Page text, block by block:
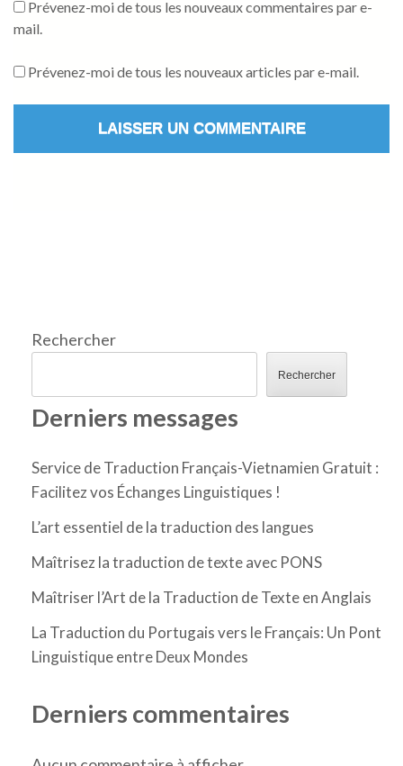
Prévenez-moi de tous les nouveaux commentaires par e-
mail.
Prévenez-moi de tous les nouveaux articles par e-mail.
Rechercher
Rechercher
Derniers messages
Service de Traduction Français-Vietnamien Gratuit :
Facilitez vos Échanges Linguistiques !
L’art essentiel de la traduction des langues
Maîtrisez la traduction de texte avec PONS
Maîtriser l’Art de la Traduction de Texte en Anglais
La Traduction du Portugais vers le Français: Un Pont
Linguistique entre Deux Mondes
Derniers commentaires